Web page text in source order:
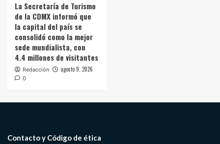
La Secretaría de Turismo
de la CDMX informó que
la capital del país se
consolidó como la mejor
sede mundialista, con
4.4 millones de visitantes
Redacción agosto 9, 2026
0
Contacto y Código de ética